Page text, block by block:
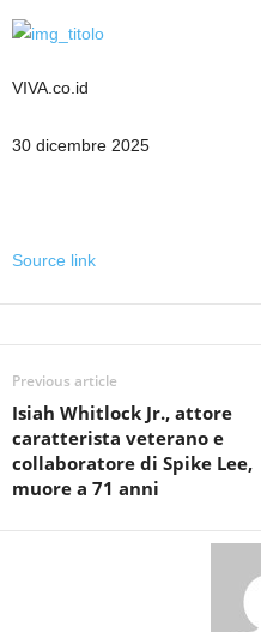
VIVA.co.id
30 dicembre 2025
Source link
Previous article
Isiah Whitlock Jr., attore
caratterista veterano e
collaboratore di Spike Lee,
muore a 71 anni